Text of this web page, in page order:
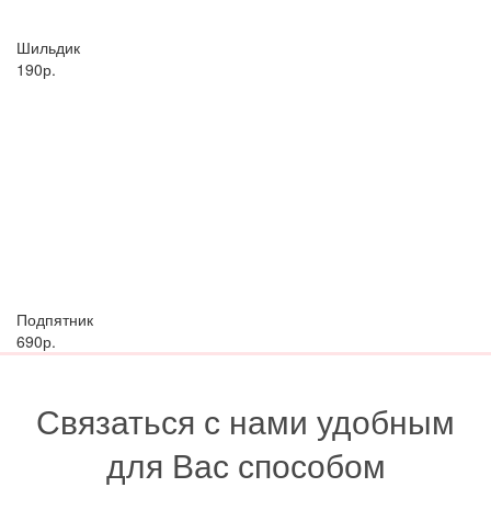
Шильдик
190р.
Подпятник
690р.
Связаться с нами удобным
для Вас способом